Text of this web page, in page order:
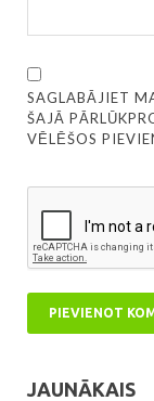
SAGLABĀJIET
ŠAJĀ
VĒLĒŠOS
JAUNĀKAIS